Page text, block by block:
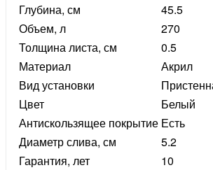
Глубина, см
45.5
Объем, л
270
Толщина листа, см
0.5
Материал
Акрил
Вид установки
Цвет
Белый
Антискользящее покрытие Есть
Диаметр слива, см
5.2
Гарантия, лет
10